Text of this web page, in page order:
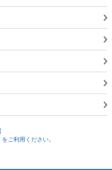
ご利用ください。